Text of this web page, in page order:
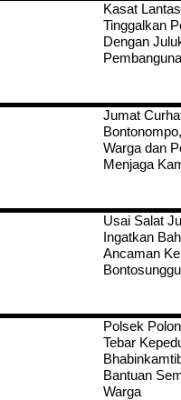
Kasat
Tinggalkan
Dengan
Jumat
Warga dan
Menjaga
Usai Salat
Ingatkan
Ancaman
Bontosunggu
Polsek
Tebar
Bantuan
Warga